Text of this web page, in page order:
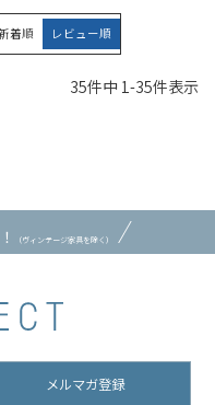
着順 レビュー順
35件中 1-35件表示
（ヴィンテージ家具を除く）
メルマガ登録